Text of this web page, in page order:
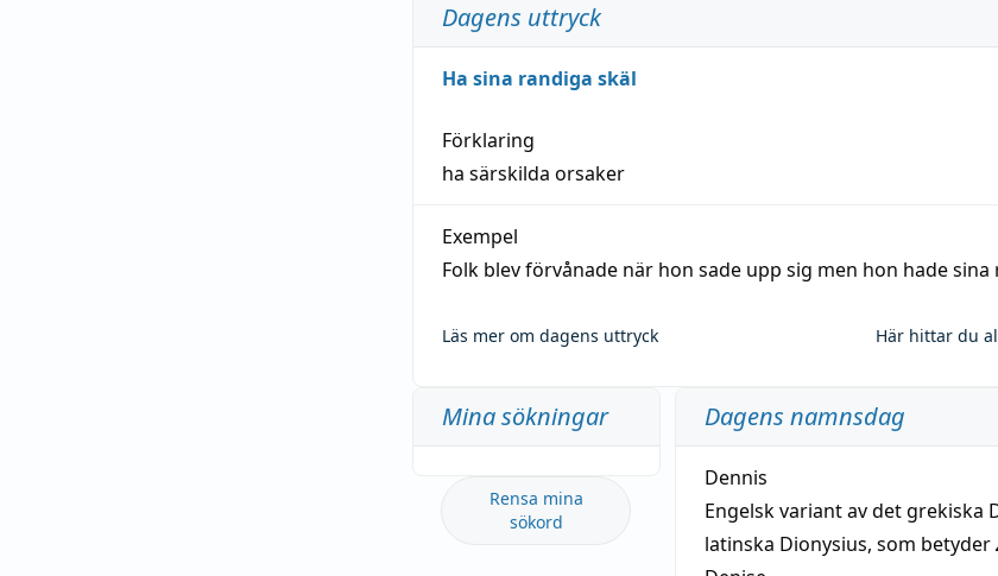
Dagens uttryck
Ha sina randiga skäl
Förklaring
ha särskilda orsaker
Exempel
Folk blev förvånade när hon sade upp sig men hon hade sina
Läs mer om dagens uttryck Här hittar du
Mina sökningar
Rensa mina
sökord
Dagens namnsdag
Dennis
Engelsk variant av det grekiska
latinska Dionysius, som betyder